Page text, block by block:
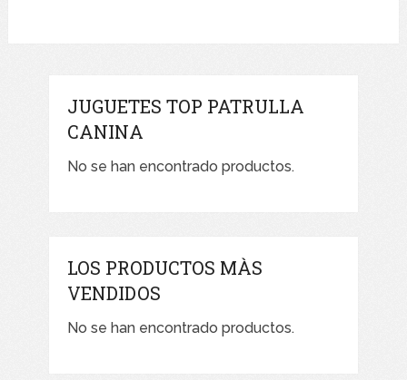
JUGUETES TOP PATRULLA
CANINA
No se han encontrado productos.
LOS PRODUCTOS MÀS
VENDIDOS
No se han encontrado productos.